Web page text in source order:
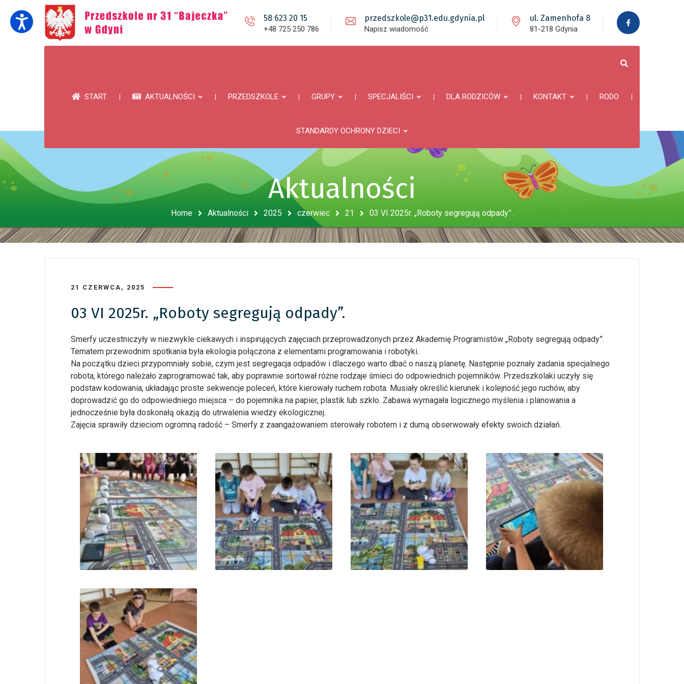
58 623 20 15
+48 725 250 786
przedszkole@p31.edu.gdynia.pl
Napisz wiadomość
ul. Zamenhofa 8
81-218 Gdynia
START AKTUALNOŚCI PRZEDSZKOLE GRUPY SPECJALIŚCI DLA RODZICÓW KONTAKT RODO
STANDARDY OCHRONY DZIECI
Aktualności
Home Aktualności 2025 czerwiec 21 03 VI 2025r. „Roboty segregują odpady”.
21 CZERWCA, 2025
03 VI 2025r. „Roboty segregują odpady”.
Smerfy uczestniczyły w niezwykle ciekawych i inspirujących zajęciach przeprowadzonych przez Akademię Programistów „Roboty segregują odpady”.
Tematem przewodnim spotkania była ekologia połączona z elementami programowania i robotyki.
Na początku dzieci przypomniały sobie, czym jest segregacja odpadów i dlaczego warto dbać o naszą planetę. Następnie poznały zadania specjalnego
robota, którego należało zaprogramować tak, aby poprawnie sortował różne rodzaje śmieci do odpowiednich pojemników. Przedszkolaki uczyły się
podstaw kodowania, układając proste sekwencje poleceń, które kierowały ruchem robota. Musiały określić kierunek i kolejność jego ruchów, aby
doprowadzić go do odpowiedniego miejsca – do pojemnika na papier, plastik lub szkło. Zabawa wymagała logicznego myślenia i planowania a
jednocześnie była doskonałą okazją do utrwalenia wiedzy ekologicznej.
Zajęcia sprawiły dzieciom ogromną radość – Smerfy z zaangażowaniem sterowały robotem i z dumą obserwowały efekty swoich działań.